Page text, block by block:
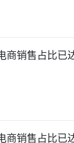
商销售占比已
商销售占比已